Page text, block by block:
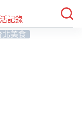
記錄
北美食